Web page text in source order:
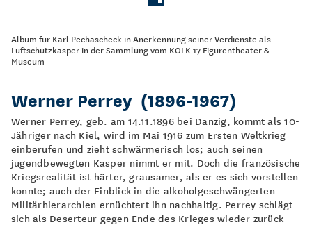
Album für Karl Pechascheck in Anerkennung seiner Verdienste als
Luftschutzkasper in der Sammlung vom KOLK 17 Figurentheater &
Museum
Werner Perrey (1896-1967)
Werner Perrey, geb. am 14.11.1896 bei Danzig, kommt als 10-
Jähriger nach Kiel, wird im Mai 1916 zum Ersten Weltkrieg
einberufen und zieht schwärmerisch los; auch seinen
jugendbewegten Kasper nimmt er mit. Doch die französische
Kriegsrealität ist härter, grausamer, als er es sich vorstellen
konnte; auch der Einblick in die alkoholgeschwängerten
Militärhierarchien ernüchtert ihn nachhaltig. Perrey schlägt
sich als Deserteur gegen Ende des Krieges wieder zurück